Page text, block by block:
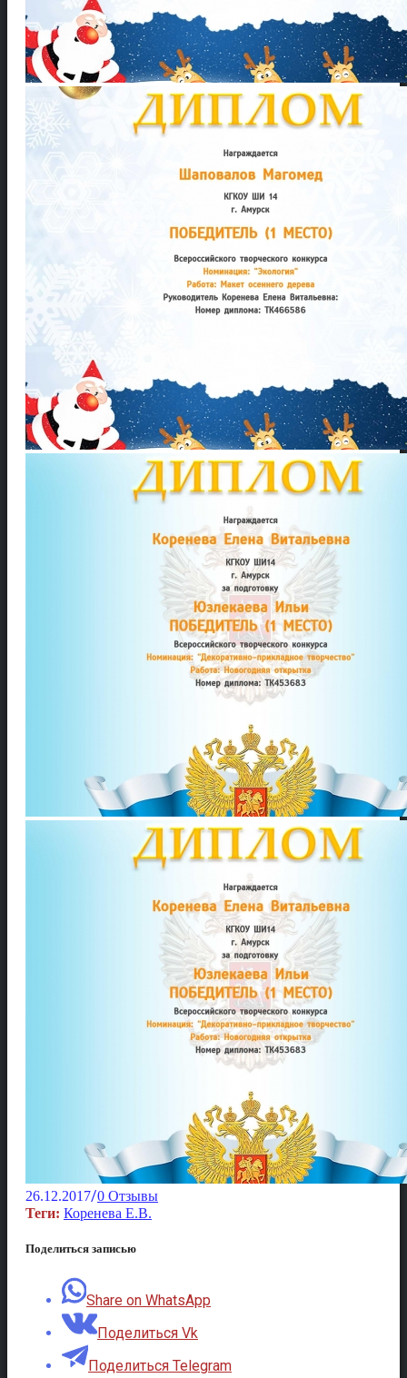
26.12.2017/0 Отзывы
Теги: Коренева Е.В.
Поделиться записью
Share on WhatsApp
Поделиться Vk
Поделиться Telegram